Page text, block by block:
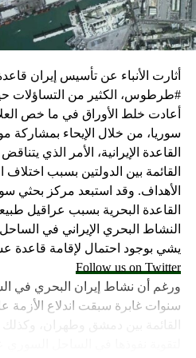
كما وقال بيان من مكتب نتنياهو
الإسرائيلية في محور فيلادلفيا
التسلح”.
وفي هذا السياق، قال الكاتب
جمال زقوت في حديث لـ”سكاي
حماس ليست عقبة في
القبيل تجني على الموقف
المعضلة الأساسية هي أن
الإسرائيلي والمنطقة للخطر.
حماس وافقت على الإطار
وقالت إنها وافقت على
حماس تدرك أن وقف إطلاق
والمنطقة.
أثارت الأنباء عن تأسيس إيران
#طرطوس، الكثير من التساؤلات
أعادت خلط الأوراق في ما خص
سوريا، من خلال الإيحاء بمشاركة
القاعدة الإيرانية، الأمر الذي
القائمة بين الدولتين بسبب اختلاف
الأهداف. وقد استبعد مركز بحثي
القاعدة البحرية بسبب عراقيل
النشاط البحري الإيراني في
يشي بوجود احتمال لإقامة قاعدة
Follow us on Twitter
ورغم أن نشاط إيران البحري في